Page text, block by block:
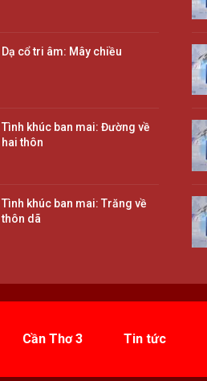
Dạ cổ tri âm: Mây chiều
Tình khúc ban mai: Đường về
hai thôn
Tình khúc ban mai: Trăng về
thôn dã
Cần Thơ 3 Tin tức